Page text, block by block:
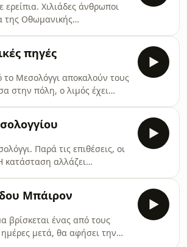
Χιλιάδες άνθρωποι
της Οθωμανικής
πηγές
το Μεσολόγγι αποκαλούν τους
στην πόλη, ο λιμός έχει
Παρά τις επιθέσεις, οι
κατάσταση αλλάζει
Μπάιρον
βρίσκεται ένας από τους
μετά, θα αφήσει την